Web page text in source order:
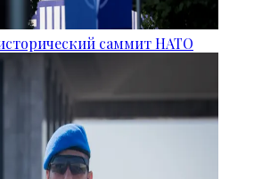
саммит НАТО